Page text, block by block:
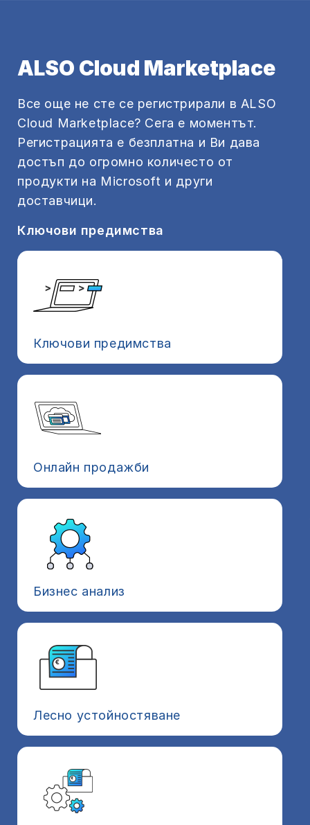
ALSO Cloud Marketplace
Все още не сте се регистрирали в ALSO
Cloud Marketplace? Сега е моментът.
Регистрацията е безплатна и Ви дава
достъп до огромно количесто от
продукти на Microsoft и други
доставчици.
Ключови предимства
Ключови предимства
Онлайн продажби
Бизнес анализ
Лесно устойностяване